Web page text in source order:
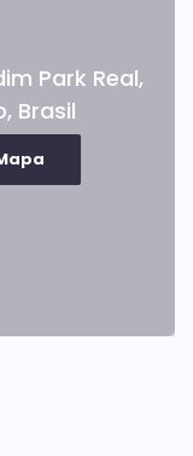
Park Real,
, Brasil